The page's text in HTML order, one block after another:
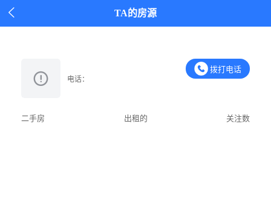
 TA的房源
电话：
拨打电话
二手房 出租的 关注数